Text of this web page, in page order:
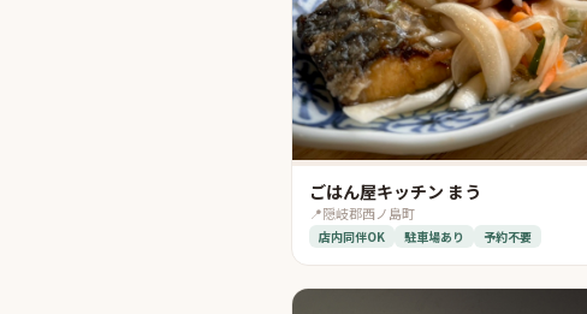
ごはん屋キッチン まう
📍隠岐郡西ノ島町
店内同伴OK 駐車場あり 予約不要